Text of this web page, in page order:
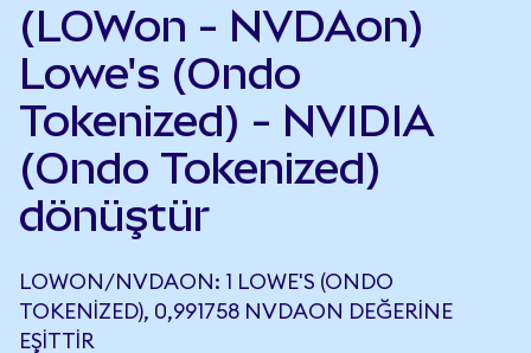
(LOWon - NVDAon)
Lowe's (Ondo
Tokenized) - NVIDIA
(Ondo Tokenized)
dönüştür
LOWON/NVDAON: 1 LOWE'S (ONDO
TOKENIZED), 0,991758 NVDAON DEĞERINE
EŞITTIR